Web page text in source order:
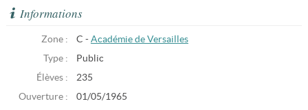
Informations
Zone : C - Académie de Versailles
Type :
Public
Élèves :
235
Ouverture :
01/05/1965